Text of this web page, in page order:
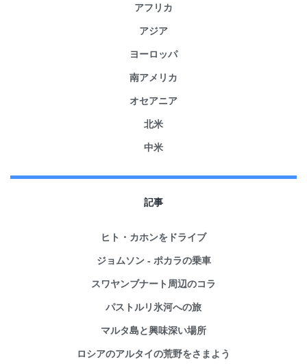
アフリカ
アジア
ヨーロッパ
南アメリカ
オセアニア
北米
中米
記事
ヒト・カホンをドライブ
ジョムソン - ポカラの乗車
スワヤンブナート周辺のコラ
パストルリ氷河への旅
マルタ島と興味深い場所
ロシアのアルタイの荒野をさまよう